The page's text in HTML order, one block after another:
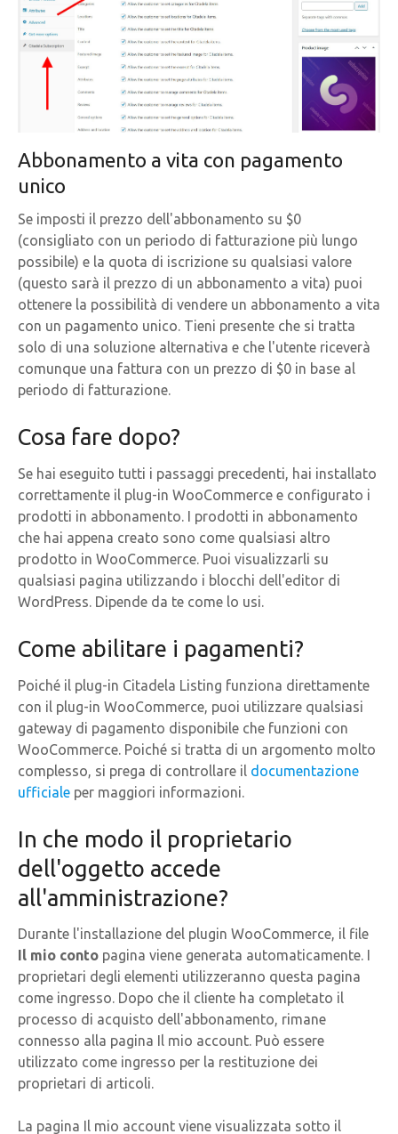
Abbonamento a vita con pagamento
unico
Se imposti il prezzo dell'abbonamento su $0
(consigliato con un periodo di fatturazione più lungo
possibile) e la quota di iscrizione su qualsiasi valore
(questo sarà il prezzo di un abbonamento a vita) puoi
ottenere la possibilità di vendere un abbonamento a vita
con un pagamento unico. Tieni presente che si tratta
solo di una soluzione alternativa e che l'utente riceverà
comunque una fattura con un prezzo di $0 in base al
periodo di fatturazione.
Cosa fare dopo?
Se hai eseguito tutti i passaggi precedenti, hai installato
correttamente il plug-in WooCommerce e configurato i
prodotti in abbonamento. I prodotti in abbonamento
che hai appena creato sono come qualsiasi altro
prodotto in WooCommerce. Puoi visualizzarli su
qualsiasi pagina utilizzando i blocchi dell'editor di
WordPress. Dipende da te come lo usi.
Come abilitare i pagamenti?
Poiché il plug-in Citadela Listing funziona direttamente
con il plug-in WooCommerce, puoi utilizzare qualsiasi
gateway di pagamento disponibile che funzioni con
WooCommerce. Poiché si tratta di un argomento molto
complesso, si prega di controllare il documentazione
ufficiale per maggiori informazioni.
In che modo il proprietario
dell'oggetto accede
all'amministrazione?
Durante l'installazione del plugin WooCommerce, il file
Il mio conto pagina viene generata automaticamente. I
proprietari degli elementi utilizzeranno questa pagina
come ingresso. Dopo che il cliente ha completato il
processo di acquisto dell'abbonamento, rimane
connesso alla pagina Il mio account. Può essere
utilizzato come ingresso per la restituzione dei
proprietari di articoli.
La pagina Il mio account viene visualizzata sotto il